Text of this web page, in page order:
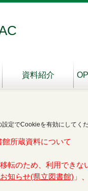
資料紹介
定でCookieを有効にしてく
館所蔵資料について
転のため、利用できな
知らせ(県立図書館) 」